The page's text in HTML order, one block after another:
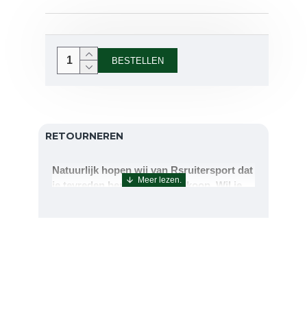
BESTELLEN
RETOURNEREN
Natuurlijk hopen wij van Rsruitersport dat
je tevreden bent met uw aankoop. Wil je